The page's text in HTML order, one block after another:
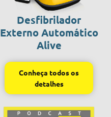
Desfibrilador
Externo Automático
Alive
Conheça todos os
detalhes